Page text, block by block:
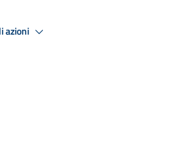
azioni